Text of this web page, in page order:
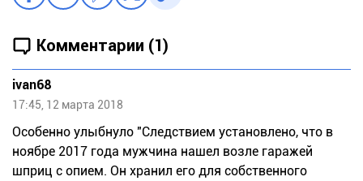
Комментарии (1)
ivan68
17:45, 12 марта 2018
Особенно улыбнуло "Следствием установлено, что в
ноябре 2017 года мужчина нашел возле гаражей
шприц с опием. Он хранил его для собственного